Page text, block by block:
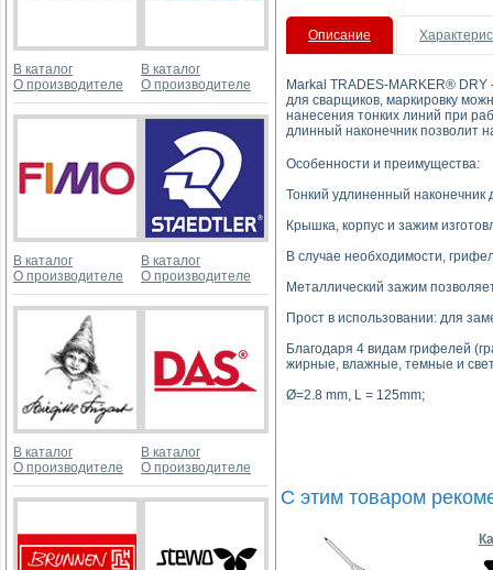
В каталог
О производителе
В каталог
О производителе
В каталог
О производителе
В каталог
О производителе
В каталог
О производителе
В каталог
О производителе
Описание
Markal TRADES-MARKER®
для сварщиков, маркировку
нанесения тонких линий при
длинный наконечник позволит
Особенности и преимущества:
Тонкий удлиненный наконечник
Крышка, корпус и зажим
В случае необходимости,
Металлический зажим
Прост в использовании: для
Благодаря 4 видам грифелей
жирные, влажные, темные и
Ø=2.8 mm, L = 125mm;
С этим товаром